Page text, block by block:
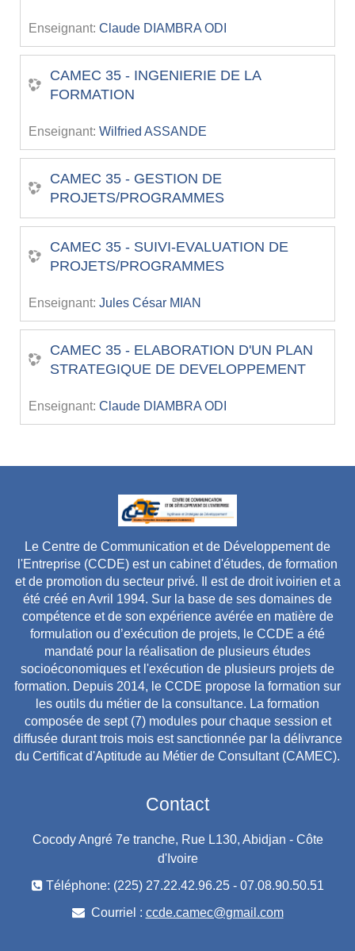
Enseignant: Claude DIAMBRA ODI
CAMEC 35 - INGENIERIE DE LA
FORMATION
Enseignant: Wilfried ASSANDE
CAMEC 35 - GESTION DE
PROJETS/PROGRAMMES
CAMEC 35 - SUIVI-EVALUATION DE
PROJETS/PROGRAMMES
Enseignant: Jules César MIAN
CAMEC 35 - ELABORATION D'UN PLAN
STRATEGIQUE DE DEVELOPPEMENT
Enseignant: Claude DIAMBRA ODI
Le Centre de Communication et de Développement de
l'Entreprise (CCDE) est un cabinet d'études, de formation
et de promotion du secteur privé. Il est de droit ivoirien et a
été créé en Avril 1994. Sur la base de ses domaines de
compétence et de son expérience avérée en matière de
formulation ou d’exécution de projets, le CCDE a été
mandaté pour la réalisation de plusieurs études
socioéconomiques et l'exécution de plusieurs projets de
formation. Depuis 2014, le CCDE propose la formation sur
les outils du métier de la consultance. La formation
composée de sept (7) modules pour chaque session et
diffusée durant trois mois est sanctionnée par la délivrance
du Certificat d'Aptitude au Métier de Consultant (CAMEC).
Contact
Cocody Angré 7e tranche, Rue L130, Abidjan - Côte
d'Ivoire
Téléphone: (225) 27.22.42.96.25 - 07.08.90.50.51
Courriel : ccde.camec@gmail.com